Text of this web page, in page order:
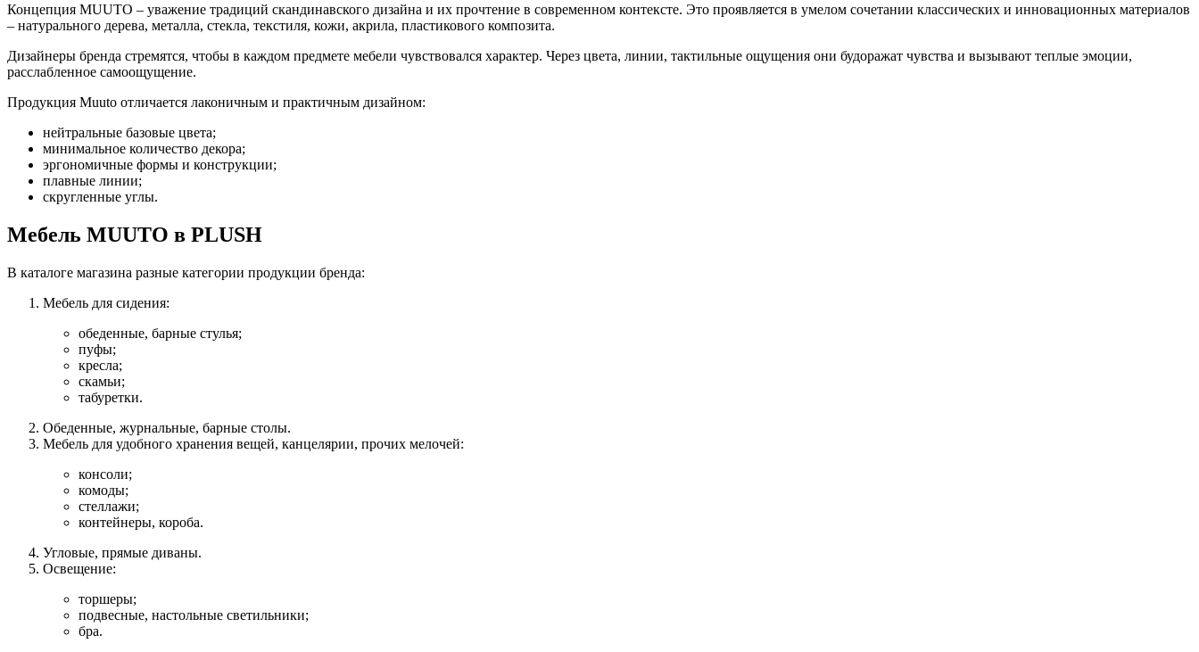
Концепция MUUTO – уважение традиций скандинавского дизайна и их прочтение в современном контексте. Это проявляется в умелом сочетании классических и инновационных материалов
– натурального дерева, металла, стекла, текстиля, кожи, акрила, пластикового композита.
Дизайнеры бренда стремятся, чтобы в каждом предмете мебели чувствовался характер. Через цвета, линии, тактильные ощущения они будоражат чувства и вызывают теплые эмоции,
расслабленное самоощущение.
Продукция Muuto отличается лаконичным и практичным дизайном:
нейтральные базовые цвета;
минимальное количество декора;
эргономичные формы и конструкции;
плавные линии;
скругленные углы.
Мебель MUUTO в PLUSH
В каталоге магазина разные категории продукции бренда:
Мебель для сидения:
обеденные, барные стулья;
пуфы;
кресла;
скамьи;
табуретки.
Обеденные, журнальные, барные столы.
Мебель для удобного хранения вещей, канцелярии, прочих мелочей:
консоли;
комоды;
стеллажи;
контейнеры, короба.
Угловые, прямые диваны.
Освещение:
торшеры;
подвесные, настольные светильники;
бра.